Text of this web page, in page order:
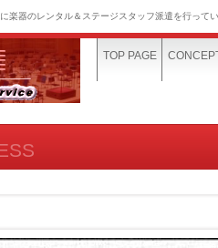
楽器のレンタル＆ステージスタッフ派遣を行って
TOP PAGE